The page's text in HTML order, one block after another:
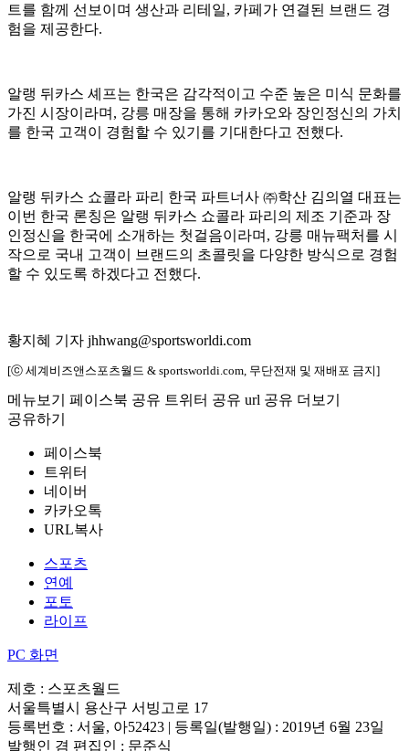
트를 함께 선보이며 생산과 리테일, 카페가 연결된 브랜드 경
험을 제공한다.
알랭 뒤카스 셰프는 한국은 감각적이고 수준 높은 미식 문화를
가진 시장이라며, 강릉 매장을 통해 카카오와 장인정신의 가치
를 한국 고객이 경험할 수 있기를 기대한다고 전했다.
알랭 뒤카스 쇼콜라 파리 한국 파트너사 ㈜학산 김의열 대표는
이번 한국 론칭은 알랭 뒤카스 쇼콜라 파리의 제조 기준과 장
인정신을 한국에 소개하는 첫걸음이라며, 강릉 매뉴팩처를 시
작으로 국내 고객이 브랜드의 초콜릿을 다양한 방식으로 경험
할 수 있도록 하겠다고 전했다.
황지혜 기자 jhhwang@sportsworldi.com
[ⓒ 세계비즈앤스포츠월드 & sportsworldi.com, 무단전재 및 재배포 금지]
메뉴보기 페이스북 공유 트위터 공유 url 공유 더보기
공유하기
페이스북
트위터
네이버
카카오톡
URL복사
스포츠
연예
포토
라이프
PC 화면
제호 : 스포츠월드
서울특별시 용산구 서빙고로 17
등록번호 : 서울, 아52423 | 등록일(발행일) : 2019년 6월 23일
발행인 겸 편집인 : 문준식